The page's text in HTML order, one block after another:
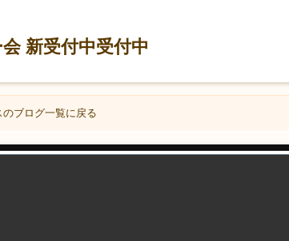
新受付中受付中
のブログ一覧に戻る